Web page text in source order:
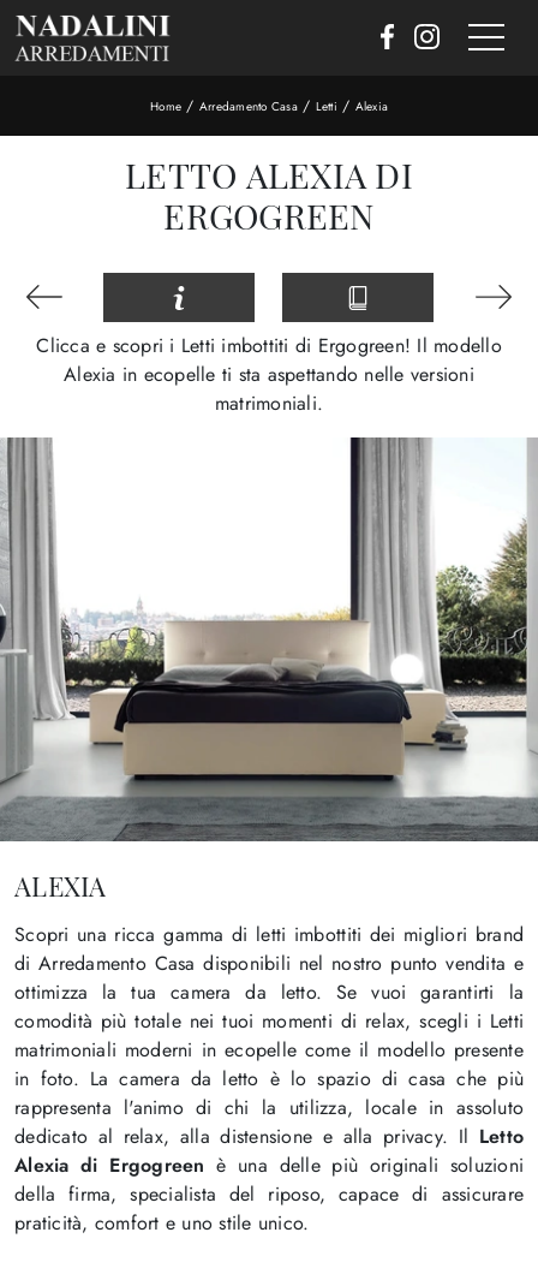
Home / Arredamento Casa/ Letti / Alexia
LETTO ALEXIA DI
ERGOGREEN
Clicca e scopri i Letti imbottiti di Ergogreen! Il modello
Alexia in ecopelle ti sta aspettando nelle versioni
matrimoniali.
ALEXIA
Scopri una ricca gamma di letti imbottiti dei migliori brand
di Arredamento Casa disponibili nel nostro punto vendita e
ottimizza la tua camera da letto. Se vuoi garantirti la
comodità più totale nei tuoi momenti di relax, scegli i Letti
matrimoniali moderni in ecopelle come il modello presente
in foto. La camera da letto è lo spazio di casa che più
rappresenta l'animo di chi la utilizza, locale in assoluto
dedicato al relax, alla distensione e alla privacy. Il Letto
Alexia di Ergogreen è una delle più originali soluzioni
della firma, specialista del riposo, capace di assicurare
praticità, comfort e uno stile unico.